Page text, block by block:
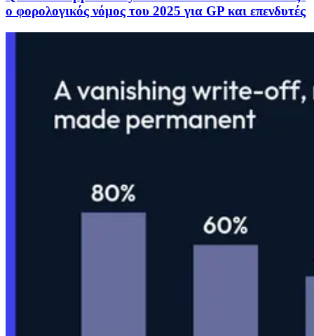
ο φορολογικός νόμος του 2025 για GP και επενδυτές